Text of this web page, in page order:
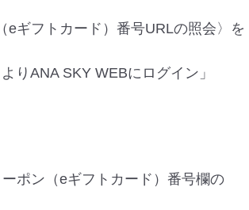
eギフトカード）番号URLの照会〉を
よりANA SKY WEBにログイン」
ポン（eギフトカード）番号欄の